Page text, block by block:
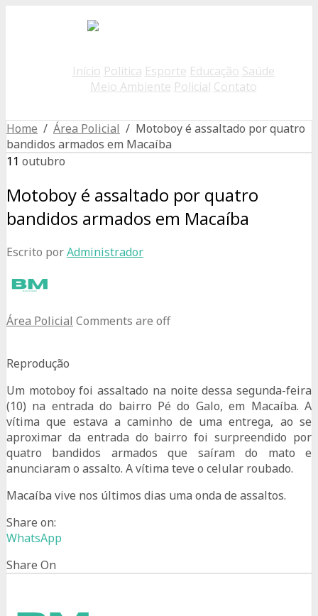
Início Política Esporte Educação Saúde
Meio Ambiente Policial Contato
Home / Área Policial / Motoboy é assaltado por quatro
bandidos armados em Macaíba
11 outubro
Motoboy é assaltado por quatro
bandidos armados em Macaíba
Escrito porAdministrador
Área Policial Comments are off
Reprodução
Um motoboy foi assaltado na noite dessa segunda-feira
(10) na entrada do bairro Pé do Galo, em Macaíba. A
vítima que estava a caminho de uma entrega, ao se
aproximar da entrada do bairro foi surpreendido por
quatro bandidos armados que saíram do mato e
anunciaram o assalto. A vítima teve o celular roubado.
Macaíba vive nos últimos dias uma onda de assaltos.
Share on:
WhatsApp
Share On